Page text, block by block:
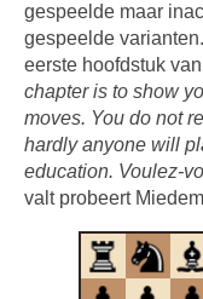
gespeelde maar
gespeelde
eerste hoofdstuk
chapter is to show
moves. You do not
hardly anyone will
education. Voulez-
valt probeert